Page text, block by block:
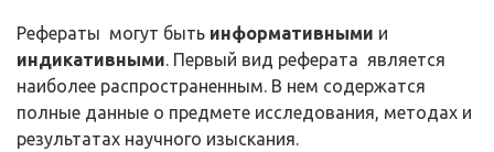
Рефераты могут быть информативными и
индикативными. Первый вид реферата является
наиболее распространенным. В нем содержатся
полные данные о предмете исследования, методах и
результатах научного изыскания.